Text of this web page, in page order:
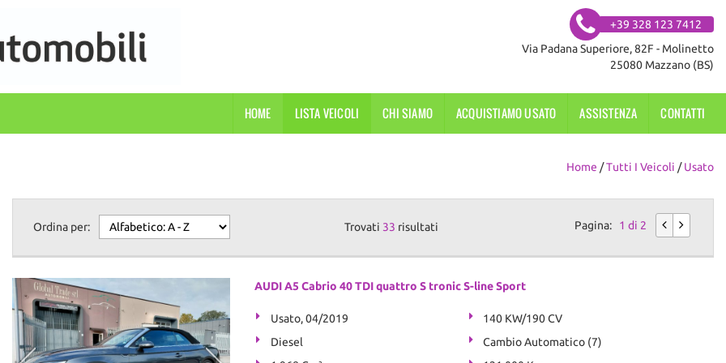
+39 328 123 7412
Via Padana Superiore, 82F - Molinetto
25080 Mazzano (BS)
HOME LISTA VEICOLI CHI SIAMO ACQUISTIAMO USATO ASSISTENZA CONTATTI
Home /Tutti I Veicoli /Usato
Ordina per: Trovati 33 risultati Pagina: 1 di 2
AUDI A5 Cabrio 40 TDI quattro S tronic S-line Sport
Usato, 04/2019
140 KW/190 CV
Diesel
Cambio Automatico (7)